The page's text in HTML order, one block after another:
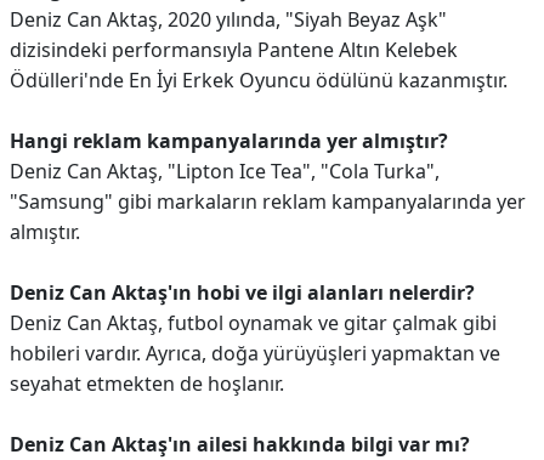
Deniz Can Aktaş, 2020 yılında, "Siyah Beyaz Aşk"
dizisindeki performansıyla Pantene Altın Kelebek
Ödülleri'nde En İyi Erkek Oyuncu ödülünü kazanmıştır.
Hangi reklam kampanyalarında yer almıştır?
Deniz Can Aktaş, "Lipton Ice Tea", "Cola Turka",
"Samsung" gibi markaların reklam kampanyalarında yer
almıştır.
Deniz Can Aktaş'ın hobi ve ilgi alanları nelerdir?
Deniz Can Aktaş, futbol oynamak ve gitar çalmak gibi
hobileri vardır. Ayrıca, doğa yürüyüşleri yapmaktan ve
seyahat etmekten de hoşlanır.
Deniz Can Aktaş'ın ailesi hakkında bilgi var mı?